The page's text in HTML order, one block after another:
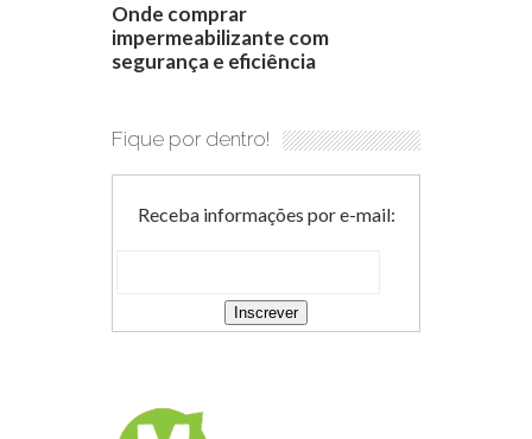
Onde comprar
impermeabilizante com
segurança e eficiência
Fique por dentro!
Receba informações por e-mail: